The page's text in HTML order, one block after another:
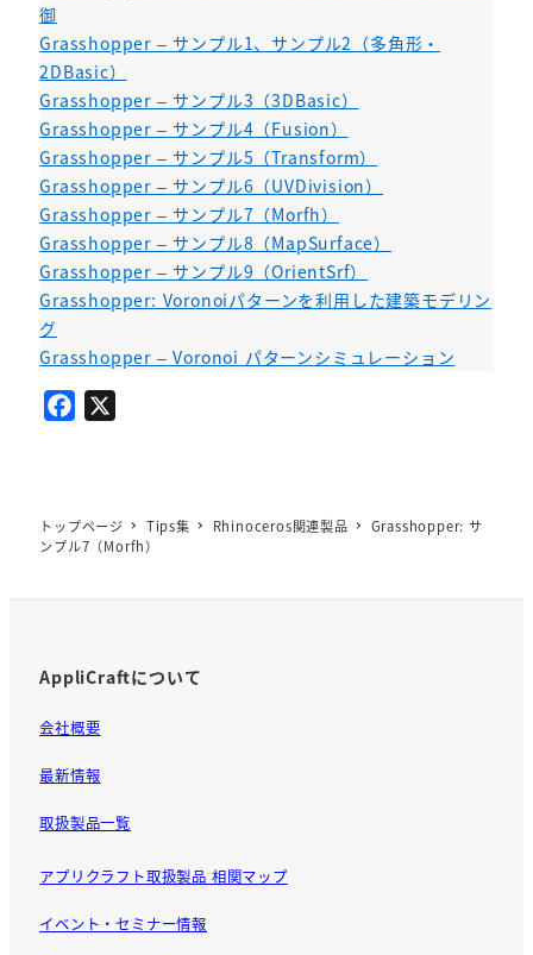
御
Grasshopper – サンプル1、サンプル2（多角形・
2DBasic）
Grasshopper – サンプル3（3DBasic）
Grasshopper – サンプル4（Fusion）
Grasshopper – サンプル5（Transform）
Grasshopper – サンプル6（UVDivision）
Grasshopper – サンプル7（Morfh）
Grasshopper – サンプル8（MapSurface）
Grasshopper – サンプル9（OrientSrf）
Grasshopper: Voronoiパターンを利用した建築モデリン
グ
Grasshopper – Voronoi パターンシミュレーション
b
o
トップページ Tips集 Rhinoceros関連製品
Grasshopper: サ
ンプル7（Morfh）
AppliCraftについて
会社概要
最新情報
取扱製品一覧
アプリクラフト取扱製品 相関マップ
イベント・セミナー情報